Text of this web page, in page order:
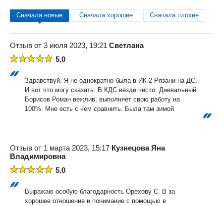
Сначала новые Сначала хорошие Сначала плохие
Отзыв от 3 июля 2023, 19:21 Светлана
5.0
Здравствуй. Я не однократно была в ИК 2 Рязани на ДС.
И вот что могу сказать. В КДС везде чисто. Дневальный
Борисов Роман вежлив, выполняет свою работу на
100%. Мне есть с чем сравнить. Была там зимой
Отзыв от 1 марта 2023, 15:17 Кузнецова Яна
Владимировна
5.0
Выражаю особую благодарность Орехову С. В за
хорошее отношение и понимание с помощью в